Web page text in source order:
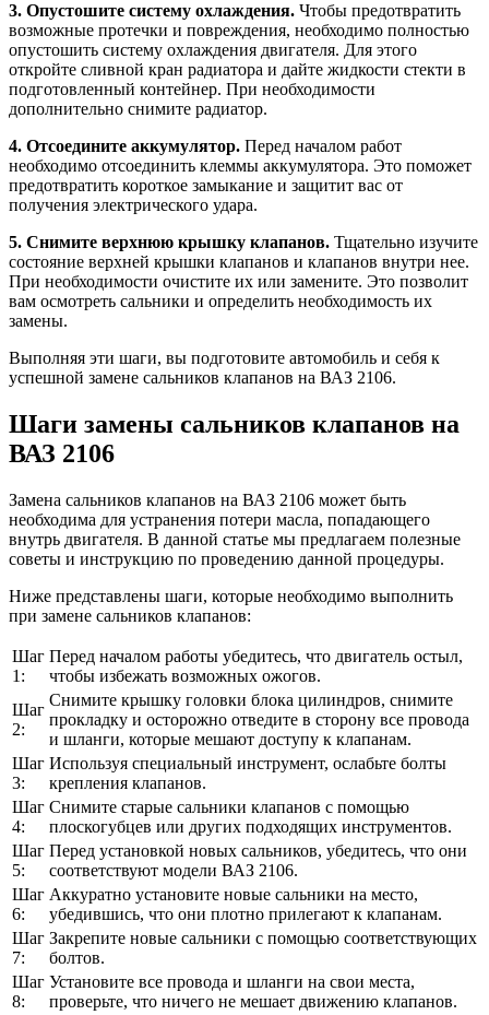
3. Опустошите систему охлаждения. Чтобы предотвратить
возможные протечки и повреждения, необходимо полностью
опустошить систему охлаждения двигателя. Для этого
откройте сливной кран радиатора и дайте жидкости стекти в
подготовленный контейнер. При необходимости
дополнительно снимите радиатор.
4. Отсоедините аккумулятор. Перед началом работ
необходимо отсоединить клеммы аккумулятора. Это поможет
предотвратить короткое замыкание и защитит вас от
получения электрического удара.
5. Снимите верхнюю крышку клапанов. Тщательно изучите
состояние верхней крышки клапанов и клапанов внутри нее.
При необходимости очистите их или замените. Это позволит
вам осмотреть сальники и определить необходимость их
замены.
Выполняя эти шаги, вы подготовите автомобиль и себя к
успешной замене сальников клапанов на ВАЗ 2106.
Шаги замены сальников клапанов на
ВАЗ 2106
Замена сальников клапанов на ВАЗ 2106 может быть
необходима для устранения потери масла, попадающего
внутрь двигателя. В данной статье мы предлагаем полезные
советы и инструкцию по проведению данной процедуры.
Ниже представлены шаги, которые необходимо выполнить
при замене сальников клапанов:
Шаг
1:
Перед началом работы убедитесь, что двигатель остыл,
чтобы избежать возможных ожогов.
Шаг
2:
Снимите крышку головки блока цилиндров, снимите
прокладку и осторожно отведите в сторону все провода
и шланги, которые мешают доступу к клапанам.
Шаг
3:
Используя специальный инструмент, ослабьте болты
крепления клапанов.
Шаг
4:
Снимите старые сальники клапанов с помощью
плоскогубцев или других подходящих инструментов.
Шаг
5:
Перед установкой новых сальников, убедитесь, что они
соответствуют модели ВАЗ 2106.
Шаг
6:
Аккуратно установите новые сальники на место,
убедившись, что они плотно прилегают к клапанам.
Шаг
7:
Закрепите новые сальники с помощью соответствующих
болтов.
Шаг
8:
Установите все провода и шланги на свои места,
проверьте, что ничего не мешает движению клапанов.